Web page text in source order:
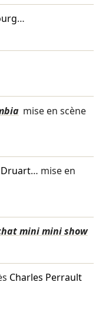
…
mise en scène
… mise en
mini mini show
Charles Perrault